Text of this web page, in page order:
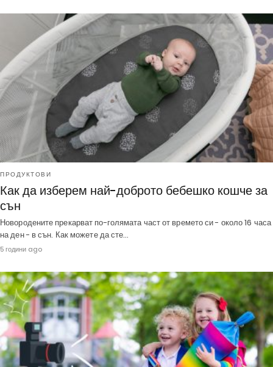
ПРОДУКТОВИ
Как да изберем най-доброто бебешко кошче за
сън
Новородените прекарват по-голямата част от времето си - около 16 часа
на ден - в сън. Как можете да сте…
5 години ago